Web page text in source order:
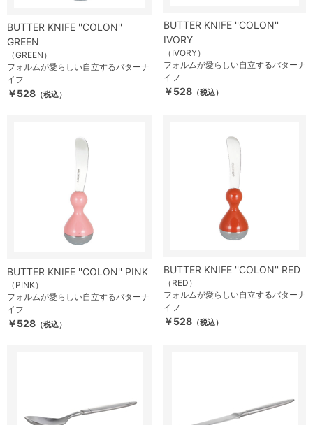
BUTTER KNIFE ''COLON''
GREEN
（GREEN）
フォルムが愛らしい自立するバターナ
イフ
￥528 （税込）
BUTTER KNIFE ''COLON''
IVORY
（IVORY）
フォルムが愛らしい自立するバターナ
イフ
￥528 （税込）
BUTTER KNIFE ''COLON'' PINK
（PINK）
フォルムが愛らしい自立するバターナ
イフ
￥528 （税込）
BUTTER KNIFE ''COLON'' RED
（RED）
フォルムが愛らしい自立するバターナ
イフ
￥528 （税込）